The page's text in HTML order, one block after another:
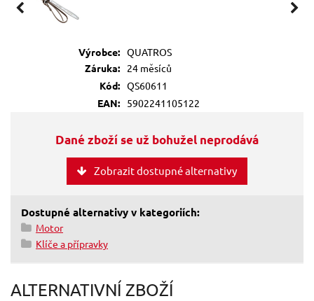
Výrobce: QUATROS
Záruka:
24 měsíců
Kód: QS60611
EAN:
5902241105122
Dané zboží se už bohužel neprodává
Zobrazit dostupné alternativy
Dostupné alternativy v kategoriích:
Motor
Klíče a přípravky
ALTERNATIVNÍ ZBOŽÍ